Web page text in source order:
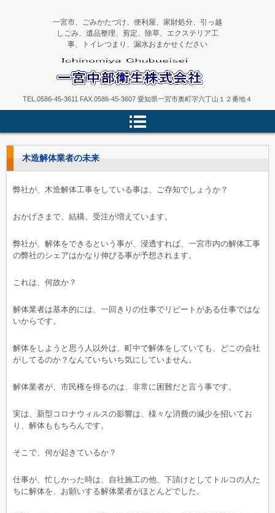
一宮中部衛生
一宮市、ごみかたづけ、便利屋、家財処分、引っ越
しごみ、遺品整理、剪定、除草、エクステリア工
事、トイレつまり、漏水おまかせください
TEL.0586-45-3611 FAX.0586-45-3607 愛知県一宮市奥町字六丁山１２番地４
木造解体業者の未来
弊社が、木造解体工事をしている事は、ご存知でしょうか？
おかげさまで、結構、受注が増えています。
弊社が、解体をできるという事が、浸透すれば、一宮市内の解体工事
の弊社のシェアはかなり伸びる事が予想されます。
これは、何故か？
解体業者は基本的には、一回きりの仕事でリピートがある仕事ではな
いからです。
解体をしようと思う人以外は、町中で解体をしていても、どこの会社
がしてるのか？なんていちいち気にしていません。
解体業者が、市民権を得るのは、非常に困難だと言う事です。
実は、新型コロナウィルスの影響は、様々な消費の減少を招いてお
り、解体ももちろんです。
そこで、何が起きているか？
仕事が、忙しかった時は、自社施工の他、下請けとしてトルコの人た
ちに解体を、お願いする解体業者がほとんどでした。